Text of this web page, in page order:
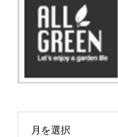
月を選択